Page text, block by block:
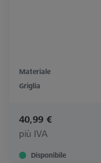
Materiale
Griglia
40,99 €
più IVA
Disponibile